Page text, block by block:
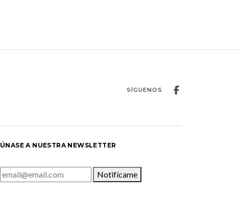
SÍGUENOS
ÚNASE A NUESTRA NEWSLETTER
Notifícame